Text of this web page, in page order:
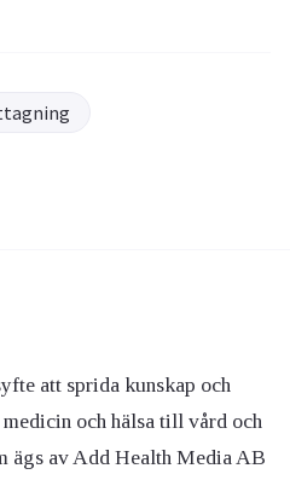
att sprida kunskap och
och hälsa till vård och
ägs av Add Health Media AB